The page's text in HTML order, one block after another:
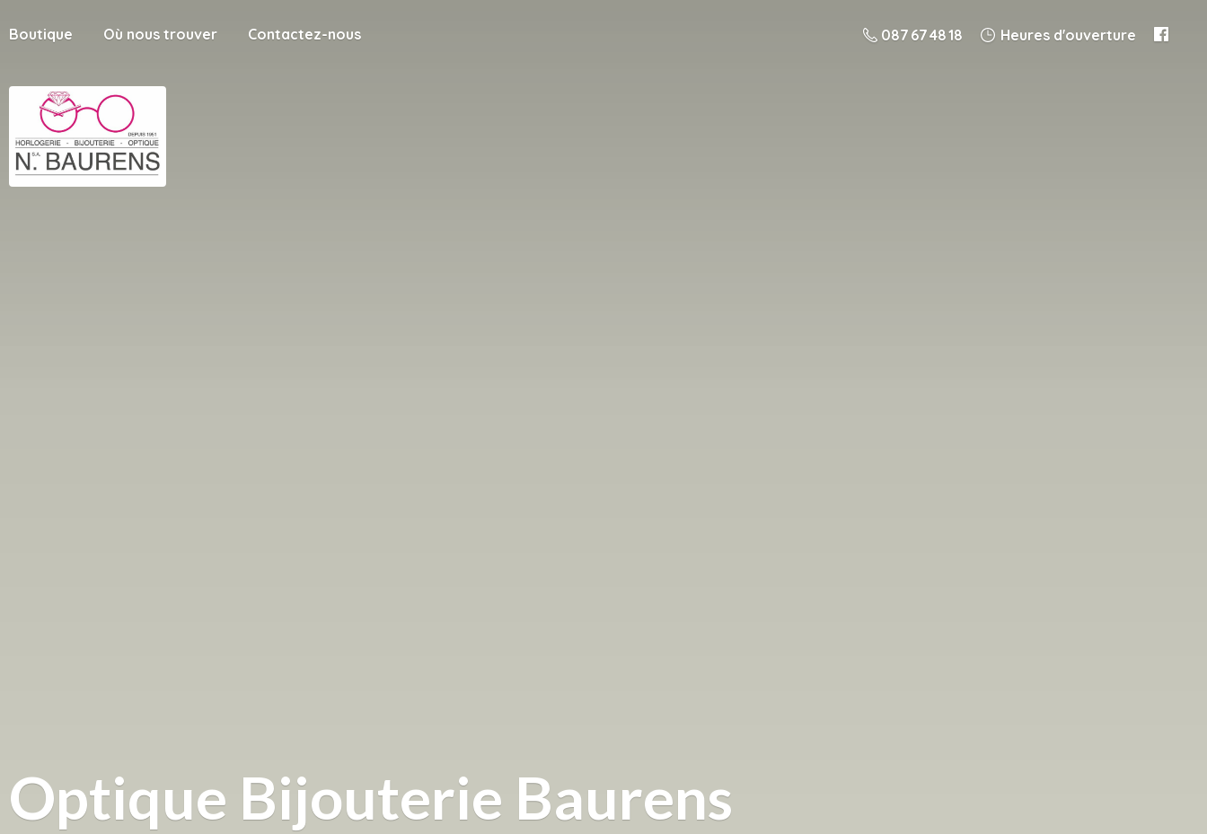
Boutique Où nous trouver Contactez-nous 087 67 48 18 Heures d'ouverture
Optique Bijouterie Baurens